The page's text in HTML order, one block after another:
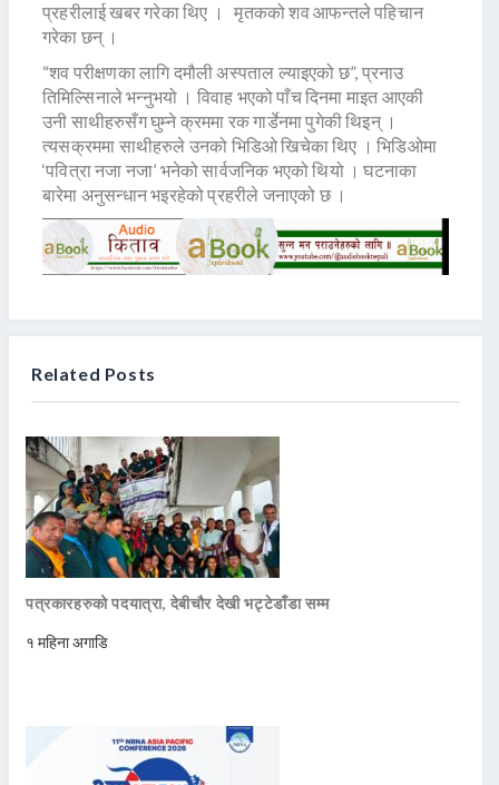
प्रहरीलाई खबर गरेका थिए । मृतकको शव आफन्तले पहिचान
गरेका छन् ।
“शव परीक्षणका लागि दमौली अस्पताल ल्याइएको छ”, प्रनाउ
तिमिल्सिनाले भन्नुभयो । विवाह भएको पाँच दिनमा माइत आएकी
उनी साथीहरुसँग घुम्ने क्रममा रक गार्डेनमा पुगेकी थिइन् ।
त्यसक्रममा साथीहरुले उनको भिडिओ खिचेका थिए । भिडिओमा
‘पवित्रा नजा नजा’ भनेको सार्वजनिक भएको थियो । घटनाका
बारेमा अनुसन्धान भइरहेको प्रहरीले जनाएको छ ।
Related Posts
पत्रकारहरुको पदयात्रा, देबीचौर देखी भट्टेडाँडा सम्म
१ महिना अगाडि